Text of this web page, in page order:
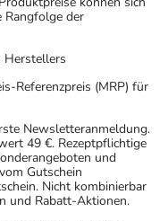
Rangfolge der
Herstellers
Referenzpreis (MRP) für
Newsletteranmeldung.
49 €. Rezeptpflichtige
und
Gutschein
Nicht kombinierbar
und Rabatt-Aktionen.